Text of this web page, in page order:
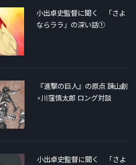
小出卓史監督に聞く 「さよ
ならララ」の深い話①
『進撃の巨人』の原点 諫山創
×川窪慎太郎 ロング対談
小出卓史監督に聞く 「さよ